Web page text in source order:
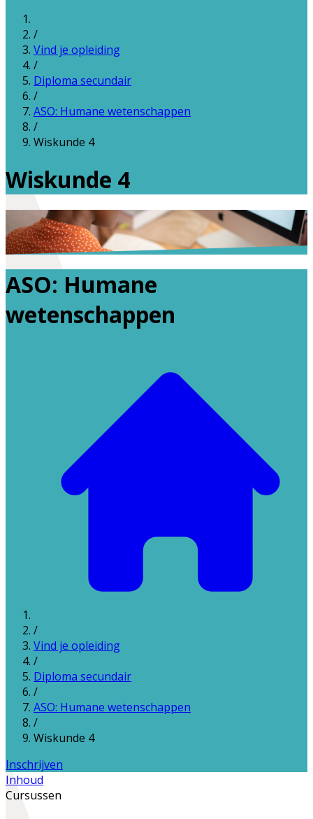
/
Vind je opleiding
/
Diploma secundair
/
ASO: Humane wetenschappen
/
Wiskunde 4
Wiskunde 4
ASO: Humane
wetenschappen
/
Vind je opleiding
/
Diploma secundair
/
ASO: Humane wetenschappen
/
Wiskunde 4
Inschrijven
Inhoud
Cursussen